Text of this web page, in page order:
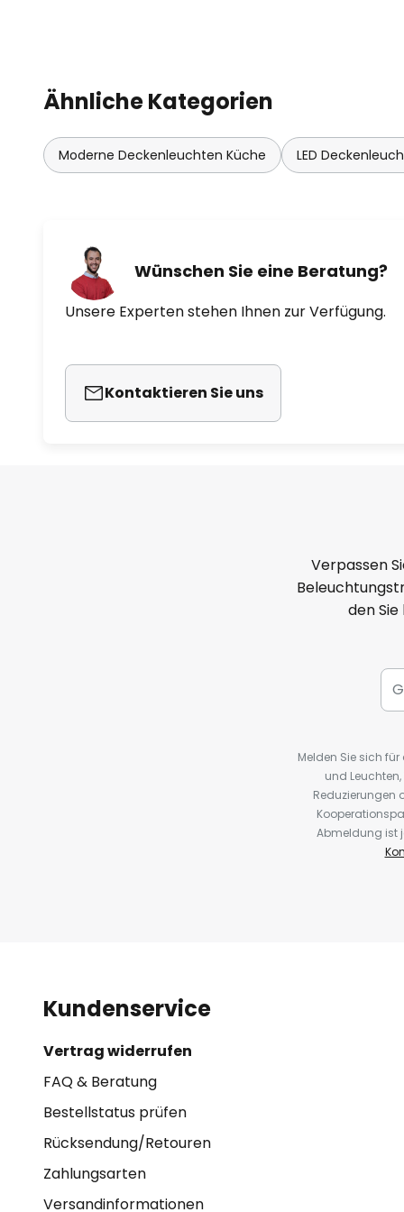
Ähnliche Kategorien
Moderne Deckenleuchten Küche LED
Wünschen Sie eine Beratung?
Unsere Experten stehen Ihnen zur Verfügung.
Kontaktieren Sie uns
Verpassen
den
Melden Sie sich
und
Reduzierungen
Abmeldung ist
Kundenservice
Vertrag widerrufen
FAQ & Beratung
Bestellstatus prüfen
Rücksendung/Retouren
Zahlungsarten
Versandinformationen